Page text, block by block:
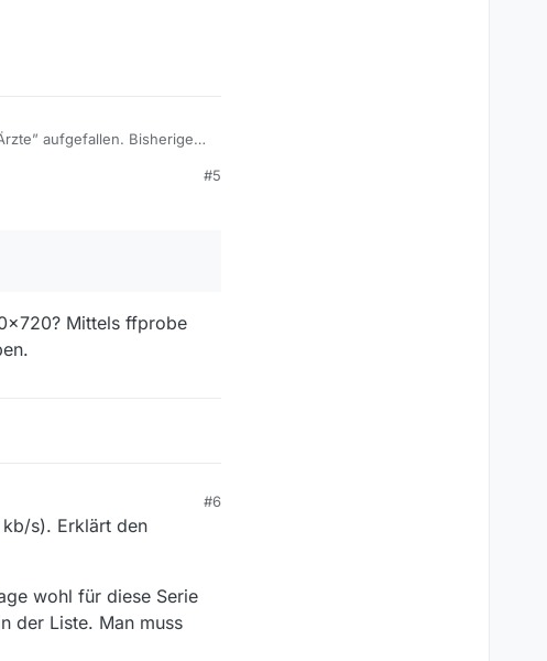
aufgefallen. Bisherige
wieder viele, die
#5
Mittels ffprobe
#6
s). Erklärt den
wohl für diese Serie
der Liste. Man muss